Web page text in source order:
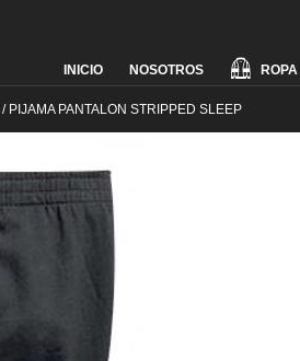
Skip
to
content
INICIO NOSOTROS
/ PIJAMA PANTALON STRIPPED SLEEP